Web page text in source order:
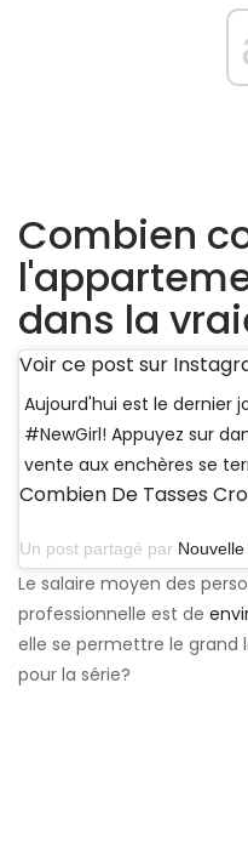
Combien
dans la
Voir ce post sur
Aujourd'hui est le dernier
#NewGirl! Appuyez sur
vente aux enchères se
Combien De Tasses
Un post partagé par
Le salaire moyen des
professionnelle est de
elle se permettre le grand
pour la série?